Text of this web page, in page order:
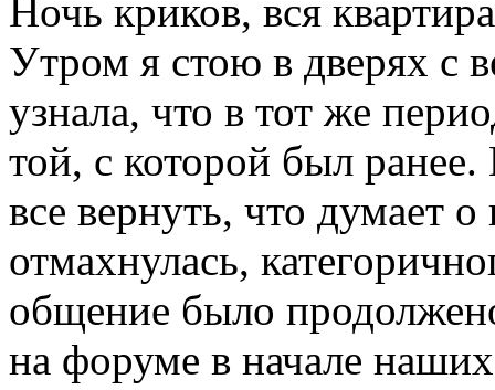
Ночь криков, вся
Утром я стою в дверях с
узнала, что в тот же
той, с которой был
все вернуть, что думает
отмахнулась,
общение было
на форуме в начале